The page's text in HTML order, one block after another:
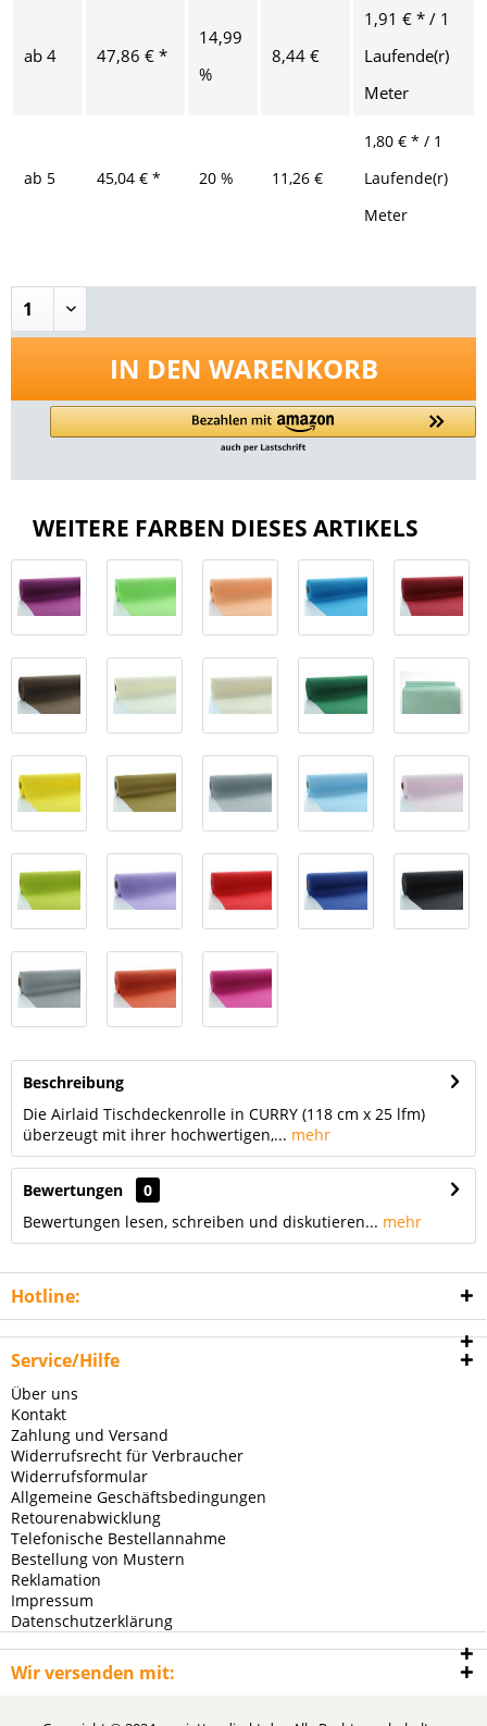
ab 4 47,86 € *
14,99
%
8,44 €
1,91 € * / 1
Laufende(r)
Meter
ab 5 45,04 € * 20 % 11,26 €
1,80 € * / 1
Laufende(r)
Meter
IN DEN WARENKORB
WEITERE FARBEN DIESES ARTIKELS
Beschreibung
Die Airlaid Tischdeckenrolle in CURRY (118 cm x 25 lfm)
überzeugt mit ihrer hochwertigen,... mehr
Bewertungen
0
Bewertungen lesen, schreiben und diskutieren... mehr
Hotline:
Service/Hilfe
Über uns
Kontakt
Zahlung und Versand
Widerrufsrecht für Verbraucher
Widerrufsformular
Allgemeine Geschäftsbedingungen
Retourenabwicklung
Telefonische Bestellannahme
Bestellung von Mustern
Reklamation
Impressum
Datenschutzerklärung
Wir versenden mit: